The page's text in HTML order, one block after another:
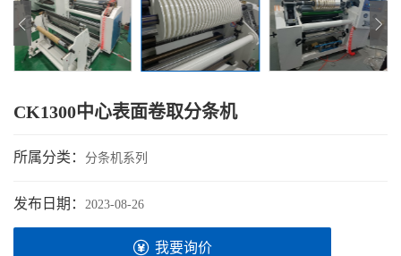
CK1300中心表面卷取分条机
所属分类： 分条机系列
发布日期： 2023-08-26
我要询价